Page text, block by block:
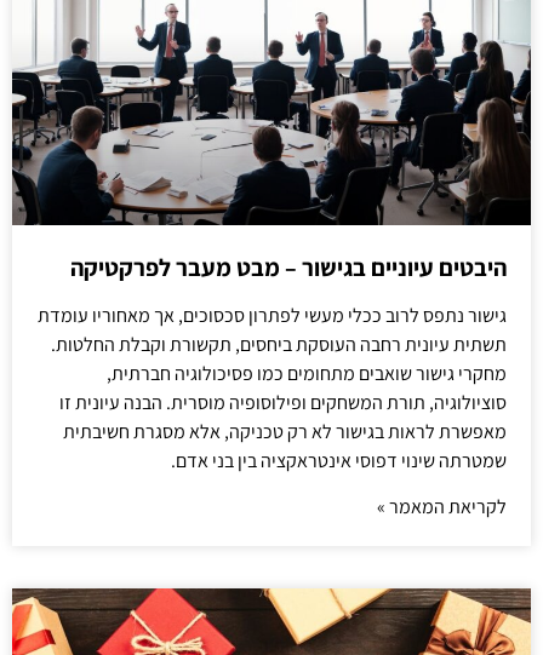
היבטים עיוניים בגישור – מבט מעבר לפרקטיקה
גישור נתפס לרוב ככלי מעשי לפתרון סכסוכים, אך מאחוריו עומדת
תשתית עיונית רחבה העוסקת ביחסים, תקשורת וקבלת החלטות.
מחקרי גישור שואבים מתחומים כמו פסיכולוגיה חברתית,
סוציולוגיה, תורת המשחקים ופילוסופיה מוסרית. הבנה עיונית זו
מאפשרת לראות בגישור לא רק טכניקה, אלא מסגרת חשיבתית
שמטרתה שינוי דפוסי אינטראקציה בין בני אדם.
לקריאת המאמר »